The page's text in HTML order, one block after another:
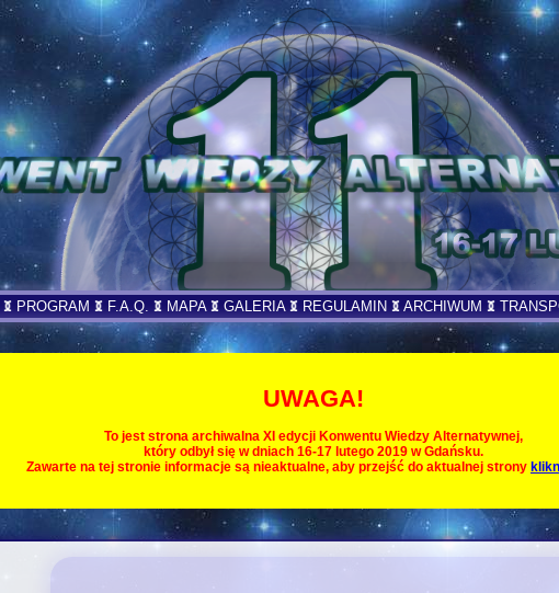
PROGRAM F.A.Q. MAPA GALERIA REGULAMIN ARCHIWUM
UWAGA!
To jest strona archiwalna XI edycji Konwentu Wiedzy Alternatywnej,
który odbył się w dniach 16-17 lutego 2019 w Gdańsku.
Zawarte na tej stronie informacje są nieaktualne, aby przejść do aktualnej strony